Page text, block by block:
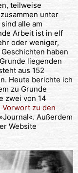
teilweise
unter
alle am
Arbeit ist in elf
oder weniger,
haben
liegenden
aus 152
Heute berichte ich
zu Grunde
zwei von 14
Vorwort zu den
Außerdem
Website